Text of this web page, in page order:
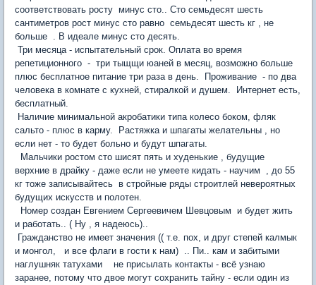
соответствовать росту минус сто.. Сто семьдесят шесть
сантиметров рост минус сто равно семьдесят шесть кг , не
больше . В идеале минус сто десять.
Три месяца - испытательный срок. Оплата во время
репетиционного - три тыщщи юаней в месяц, возможно больше
плюс бесплатное питание три раза в день. Проживание - по два
человека в комнате с кухней, стиралкой и душем. Интернет есть,
бесплатный.
Наличие минимальной акробатики типа колесо боком, фляк
сальто - плюс в карму. Растяжка и шпагаты желательны , но
если нет - то будет больно и будут шпагаты.
Мальчики ростом сто шисят пять и худенькие , будущие
верхние в драйку - даже если не умеете кидать - научим , до 55
кг тоже записывайтесь в стройные ряды строитлей невероятных
будущих искусств и полотен.
Номер создан Евгением Сергеевичем Шевцовым и будет жить
и работать.. ( Ну , я надеюсь)..
Гражданство не имеет значения (( т.е. пох, и друг степей калмык
и монгол, и все флаги в гости к нам) .. Пи.. кам и забитыми
наглушняк татухами не присылать контакты - всё узнаю
заранее, потому что двое могут сохранить тайну - если один из